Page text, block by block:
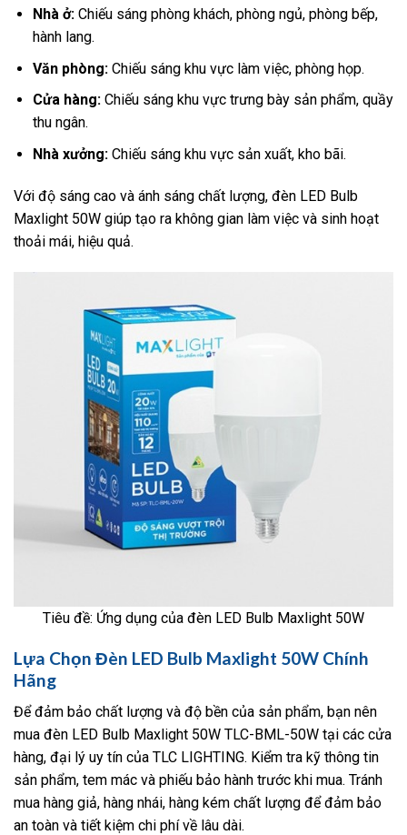
Nhà ở:Chiếu sáng phòng khách, phòng ngủ, phòng bếp,
hành lang.
Văn phòng:Chiếu sáng khu vực làm việc, phòng họp.
Cửa hàng:Chiếu sáng khu vực trưng bày sản phẩm, quầy
thu ngân.
Nhà xưởng:Chiếu sáng khu vực sản xuất, kho bãi.
Với độ sáng cao và ánh sáng chất lượng, đèn LED Bulb
Maxlight 50W giúp tạo ra không gian làm việc và sinh hoạt
thoải mái, hiệu quả.
Tiêu đề: Ứng dụng của đèn LED Bulb Maxlight 50W
Lựa Chọn Đèn LED Bulb Maxlight 50W Chính
Hãng
Để đảm bảo chất lượng và độ bền của sản phẩm, bạn nên
mua đèn LED Bulb Maxlight 50W TLC-BML-50W tại các cửa
hàng, đại lý uy tín của TLC LIGHTING. Kiểm tra kỹ thông tin
sản phẩm, tem mác và phiếu bảo hành trước khi mua. Tránh
mua hàng giả, hàng nhái, hàng kém chất lượng để đảm bảo
an toàn và tiết kiệm chi phí về lâu dài.